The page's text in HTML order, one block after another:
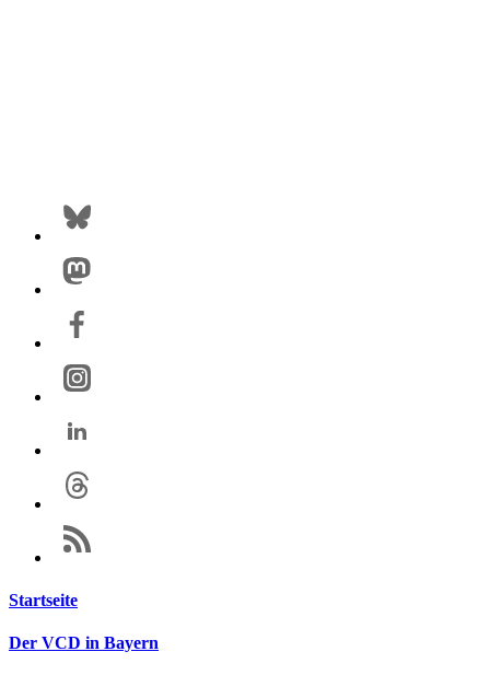
Startseite
Der VCD in Bayern